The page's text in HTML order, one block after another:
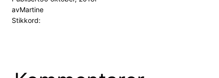
avMartine
Stikkord: